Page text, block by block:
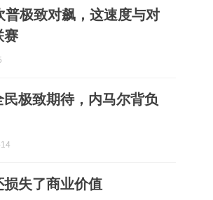
普极致对飙，这速度与对
赛
极致期待，内马尔背负
失了商业价值